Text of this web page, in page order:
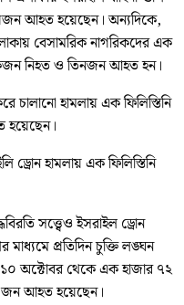
আহত হয়েছেন। অন্যদিকে,
বেসামরিক নাগরিকদের এক
নিহত ও তিনজন আহত হন।
চালানো হামলায় এক ফিলিস্তিনি
ড্রোন হামলায় এক ফিলিস্তিনি
সত্ত্বেও ইসরাইল ড্রোন
প্রতিদিন চুক্তি লঙ্ঘন
অক্টোবর থেকে এক হাজার ৭২
জন আহত হয়েছেন।